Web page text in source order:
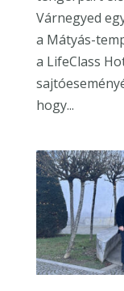
Várnegyed
a Mátyás-
a LifeClass
hogy...